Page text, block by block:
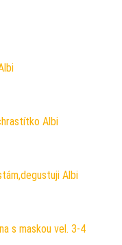
Kč.
Albi
Kč.
Albi
Kč.
s maskou vel. 3-4